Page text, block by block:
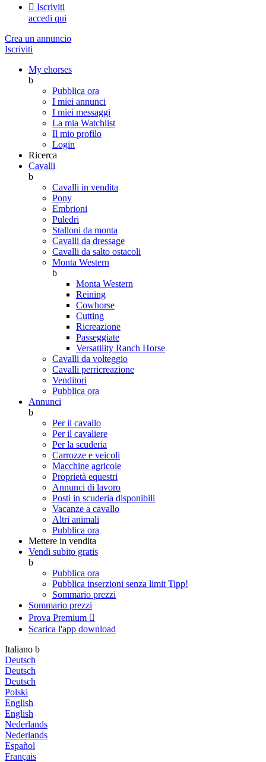
 Iscriviti
accedi qui
Crea un annuncio
Iscriviti
My ehorses
b
Pubblica ora
I miei annunci
I miei messaggi
La mia Watchlist
Il mio profilo
Login
Ricerca
Cavalli
b
Cavalli in vendita
Pony
Embrioni
Puledri
Stalloni da monta
Cavalli da dressage
Cavalli da salto ostacoli
Monta Western
b
Monta Western
Reining
Cowhorse
Cutting
Ricreazione
Passeggiate
Versatility Ranch Horse
Cavalli da volteggio
Cavalli perricreazione
Venditori
Pubblica ora
Annunci
b
Per il cavallo
Per il cavaliere
Per la scuderia
Carrozze e veicoli
Macchine agricole
Proprietà equestri
Annunci di lavoro
Posti in scuderia disponibili
Vacanze a cavallo
Altri animali
Pubblica ora
Mettere in vendita
Vendi subito gratis
b
Pubblica ora
Pubblica inserzioni senza limit Tipp!
Sommario prezzi
Sommario prezzi
Prova Premium 
Scarica l'app download
Italiano b
Deutsch
Deutsch
Deutsch
Polski
English
English
Nederlands
Nederlands
Español
Français